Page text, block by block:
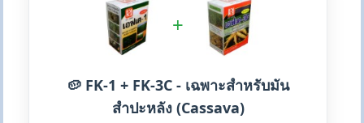
+
🥔 FK-1 + FK-3C - เฉพาะสำหรับมัน
สำปะหลัง (Cassava)